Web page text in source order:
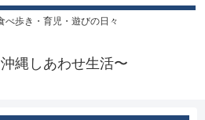
べ歩き・育児・遊びの日々
縄しあわせ生活〜